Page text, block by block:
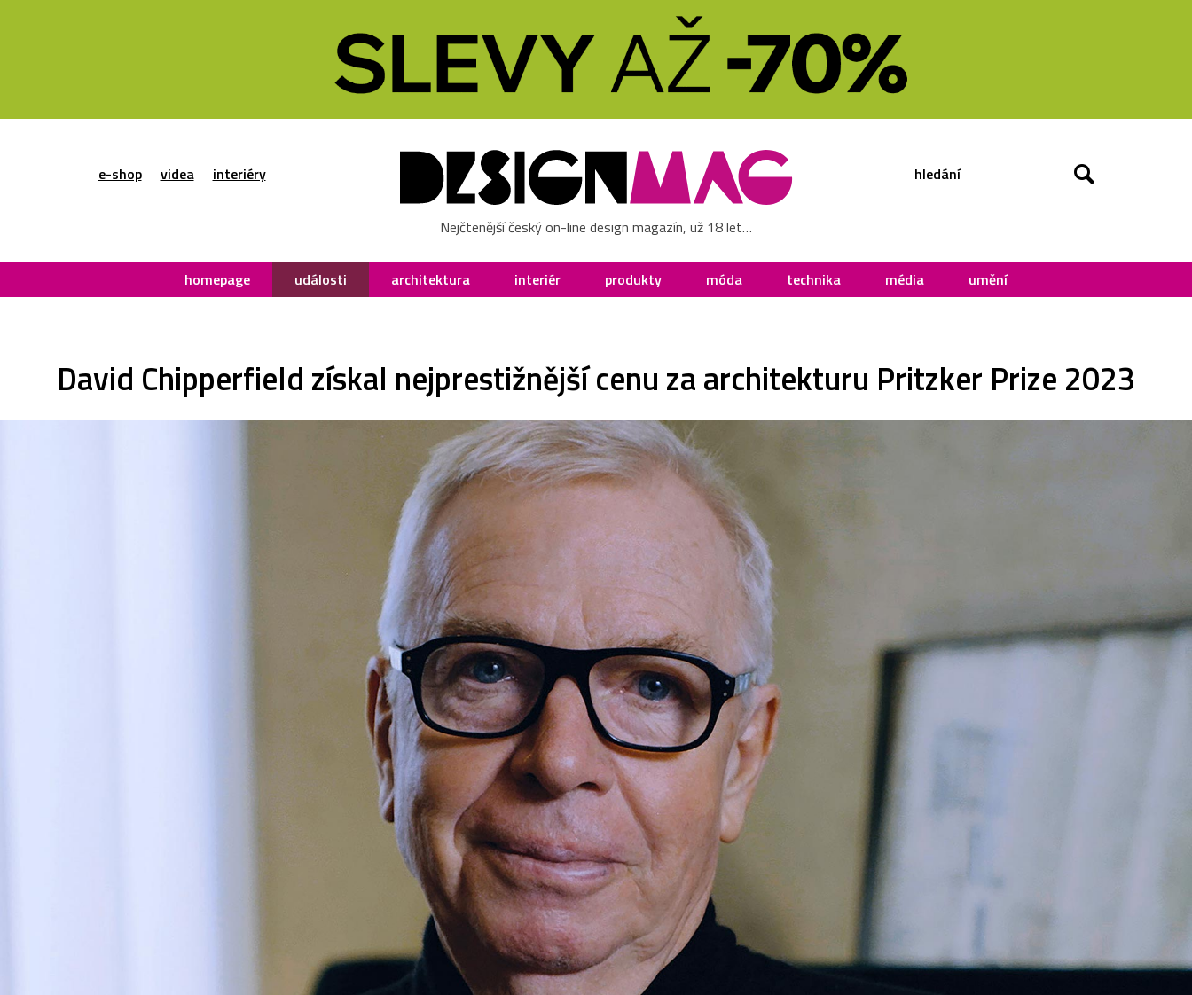
e-shop videa interiéry
Nejčtenější český on-line design magazín, už 18 let…
homepage události architektura interiér produkty móda technika média umění
David Chipperfield získal nejprestižnější cenu za architekturu Pritzker Prize 2023